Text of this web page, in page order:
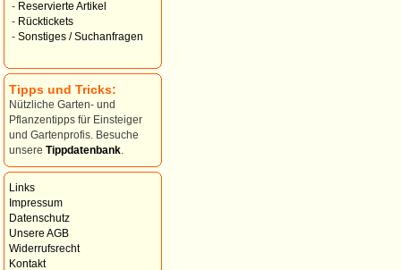
- Reservierte Artikel
- Rücktickets
- Sonstiges / Suchanfragen
Tipps und Tricks:
Nützliche Garten- und
Pflanzentipps für Einsteiger
und Gartenprofis. Besuche
unsere Tippdatenbank
Links
Impressum
Datenschutz
Unsere AGB
Widerrufsrecht
Kontakt